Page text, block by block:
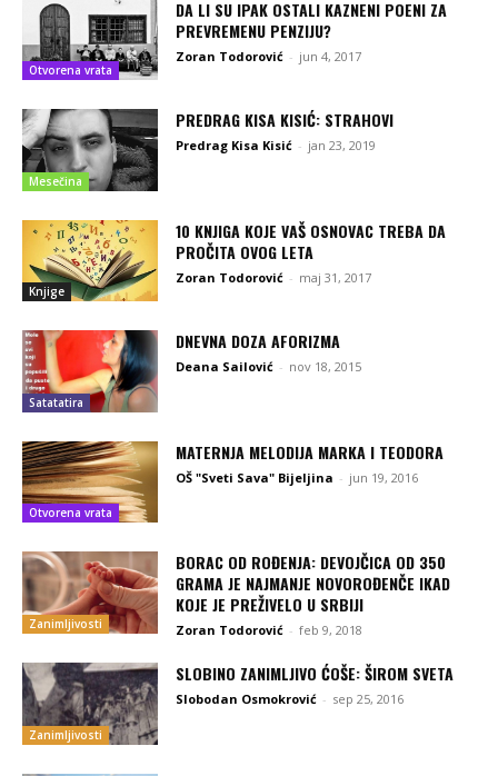
Otvorena vrata
DA LI SU IPAK OSTALI KAZNENI POENI ZA
PREVREMENU PENZIJU?
Zoran Todorović - jun 4, 2017
Mesečina
PREDRAG KISA KISIĆ: STRAHOVI
Predrag Kisa Kisić - jan 23, 2019
Knjige
10 KNJIGA KOJE VAŠ OSNOVAC TREBA DA
PROČITA OVOG LETA
Zoran Todorović - maj 31, 2017
Satatatira
DNEVNA DOZA AFORIZMA
Deana Sailović - nov 18, 2015
Otvorena vrata
MATERNJA MELODIJA MARKA I TEODORA
OŠ "Sveti Sava" Bijeljina - jun 19, 2016
Zanimljivosti
BORAC OD ROĐENJA: DEVOJČICA OD 350
GRAMA JE NAJMANJE NOVOROĐENČE IKAD
KOJE JE PREŽIVELO U SRBIJI
Zoran Todorović - feb 9, 2018
Zanimljivosti
SLOBINO ZANIMLJIVO ĆOŠE: ŠIROM SVETA
Slobodan Osmokrović - sep 25, 2016